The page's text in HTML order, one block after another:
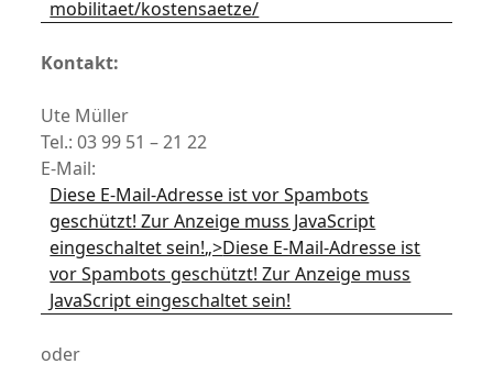
mobilitaet/kostensaetze/
Kontakt:
Ute Müller
Tel.: 03 99 51 – 21 22
E-Mail:
Diese E-Mail-Adresse ist vor Spambots
geschützt! Zur Anzeige muss JavaScript
eingeschaltet sein!„>Diese E-Mail-Adresse ist
vor Spambots geschützt! Zur Anzeige muss
JavaScript eingeschaltet sein!
oder